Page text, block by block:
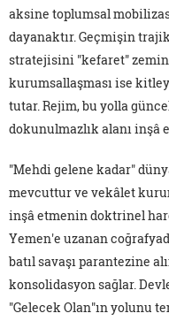
aksine toplumsal
dayanaktır. Geçmişin
stratejisini "kefaret"
kurumsallaşması ise
tutar. Rejim, bu yolla
dokunulmazlık alanı inşâ
"Mehdi gelene kadar"
mevcuttur ve vekâlet
inşâ etmenin doktrinel
Yemen'e uzanan
batıl savaşı parantezine
konsolidasyon sağlar.
"Gelecek Olan"ın yolunu